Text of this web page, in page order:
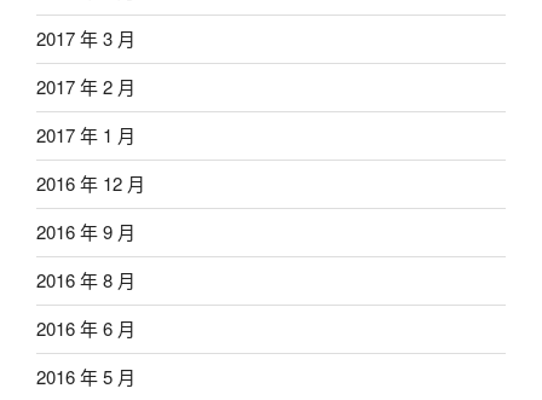
2017 年 3 月
2017 年 2 月
2017 年 1 月
2016 年 12 月
2016 年 9 月
2016 年 8 月
2016 年 6 月
2016 年 5 月